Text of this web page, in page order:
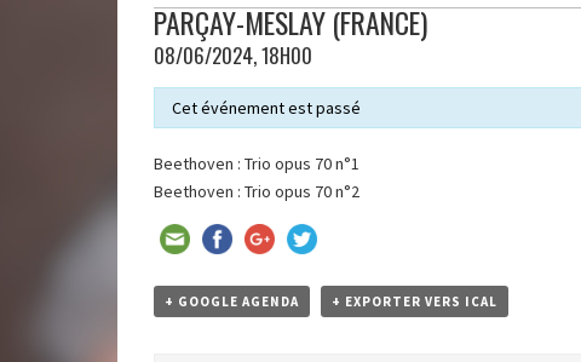
PARÇAY-MESLAY (FRANCE)
08/06/2024, 18H00
Cet événement est passé
Beethoven : Trio opus 70 n°1
Beethoven : Trio opus 70 n°2
+ GOOGLE AGENDA + EXPORTER VERS ICAL